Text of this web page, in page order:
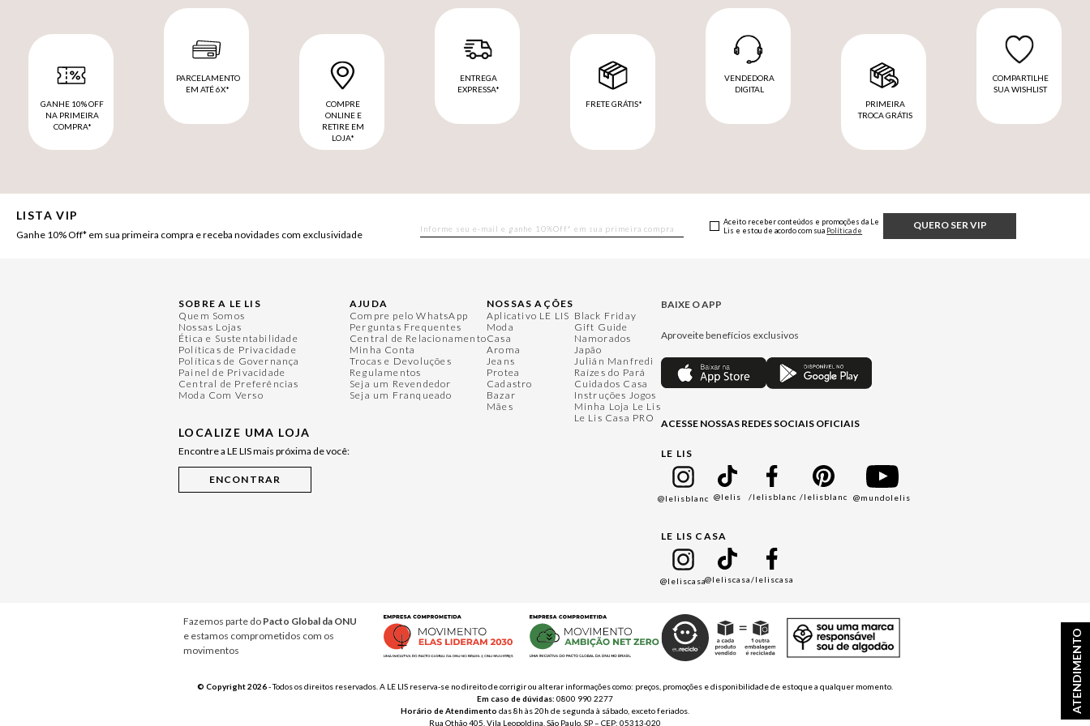
ATENDIMENTO
GANHE 10% OFF
NA PRIMEIRA
COMPRA*
PARCELAMENTO
EM ATÉ 6X*
COMPRE
ONLINE E
RETIRE EM
LOJA*
ENTREGA
EXPRESSA*
FRETE GRÁTIS*
VENDEDORA
DIGITAL
PRIMEIRA
TROCA GRÁTIS
COMPARTILHE
SUA WISHLIST
LISTA VIP
Ganhe 10% Off* em sua primeira compra e receba novidades com exclusividade
QUERO SER VIP
Aceito receber conteúdos e promoções da Le
Lis e estou de acordo com sua Política de
SOBRE A LE LIS
Quem Somos
Nossas Lojas
Ética e Sustentabilidade
Políticas de Privacidade
Políticas de Governança
Painel de Privacidade
Central de Preferências
Moda Com Verso
LOCALIZE UMA LOJA
Encontre a LE LIS mais próxima de você:
AJUDA
Compre pelo WhatsApp
Perguntas Frequentes
Central de Relacionamento
Minha Conta
Trocas e Devoluções
Regulamentos
Seja um Revendedor
Seja um Franqueado
NOSSAS AÇÕES
Aplicativo LE LIS
Moda
Casa
Aroma
Jeans
Protea
Cadastro
Bazar
Mães
Black Friday
Gift Guide
Namorados
Japão
Julián Manfredi
Raízes do Pará
Cuidados Casa
Instruções Jogos
Minha Loja Le Lis
Le Lis Casa PRO
BAIXE O APP
Aproveite benefícios exclusivos
ACESSE NOSSAS REDES SOCIAIS OFICIAIS
LE LIS
@lelisblanc @lelis /lelisblanc /lelisblanc @mundolelis
LE LIS CASA
@leliscasa@leliscasa/leliscasa
Fazemos parte do Pacto Global da ONU
e estamos comprometidos com os
movimentos
© Copyright 2026- Todos os direitos reservados. A LE LIS reserva-se no direito de corrigir ou alterar informações como: preços, promoções e disponibilidade de estoque a qualquer momento.
Em caso de dúvidas: 0800 990 2277
Horário de Atendimento das 8h às 20h de segunda à sábado, exceto feriados.
Rua Othão 405, Vila Leopoldina, São Paulo, SP – CEP: 05313-020